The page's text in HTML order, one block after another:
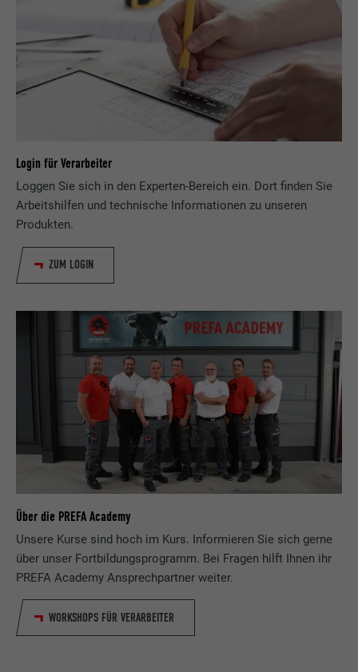
Login für Verarbeiter
Loggen Sie sich in den Experten-Bereich ein. Dort finden Sie
Arbeitshilfen und technische Informationen zu unseren
Produkten.
ZUM LOGIN
Über die PREFA Academy
Unsere Kurse sind hoch im Kurs. Informieren Sie sich gerne
über unser Fortbildungsprogramm. Bei Fragen hilft Ihnen ihr
PREFA Academy Ansprechpartner weiter.
WORKSHOPS FÜR VERARBEITER